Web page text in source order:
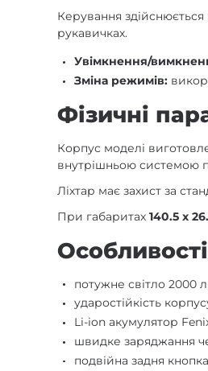
Керування
рукавичках.
Увімкнення/
Зміна режимів:
Фізичні
Корпус моделі
внутрішньою системою
Ліхтар має захист за
При габаритах140.5 х
потужне світло 2000
ударостійкість
Li-ion акумулятор
швидке заряджання
подвійна задня